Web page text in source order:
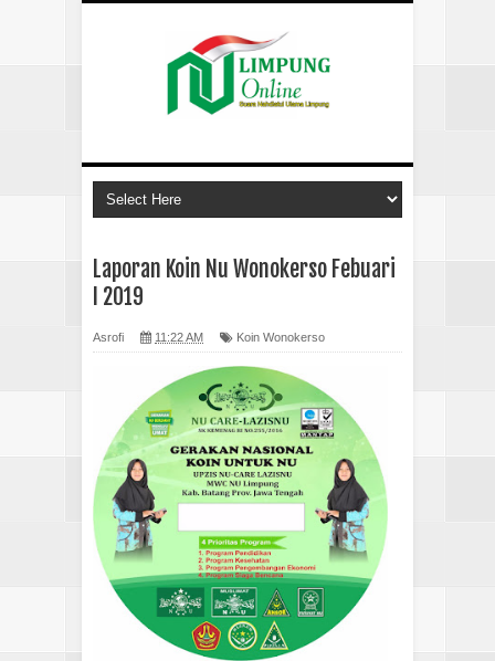
Laporan Koin Nu Wonokerso Febuari
I 2019
Asrofi 11:22 AM Koin Wonokerso